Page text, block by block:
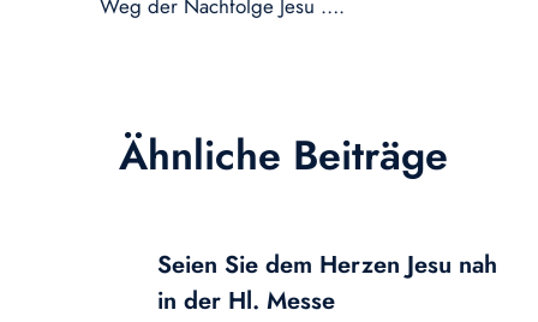
Ähnliche Beiträge
Seien Sie dem Herzen Jesu nah
in der Hl. Messe